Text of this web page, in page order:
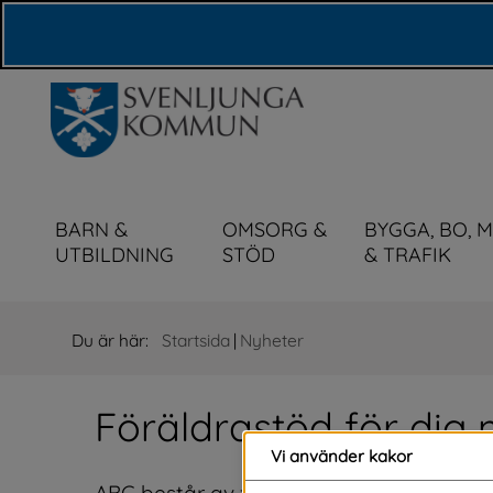
BARN &
UTBILDNING
OMSORG &
STÖD
BYGGA, BO,
& TRAFIK
Du är här: Startsida | Nyheter
Föräldrastöd för dig
Vi använder kakor